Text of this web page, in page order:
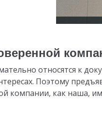
относятся к
Поэтому
компании, как наша,